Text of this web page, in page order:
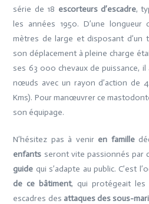
série de 18 escorteurs d’escadre,
les années 1950. D’une longueur
mètres de large et disposant d’un
son déplacement à pleine charge
ses 63 000 chevaux de puissance,
nœuds avec un rayon d’action de
Kms). Pour manœuvrer ce
son équipage.
N’hésitez pas à venir en famille
enfants seront vite passionnés par
guide qui s’adapte au public. C’est
de ce bâtiment, qui protégeait les
escadres des attaques des sous-